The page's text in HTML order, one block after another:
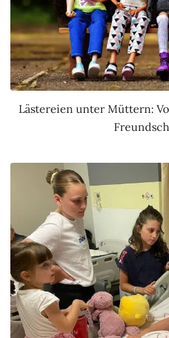
Lästereien unter Müttern: